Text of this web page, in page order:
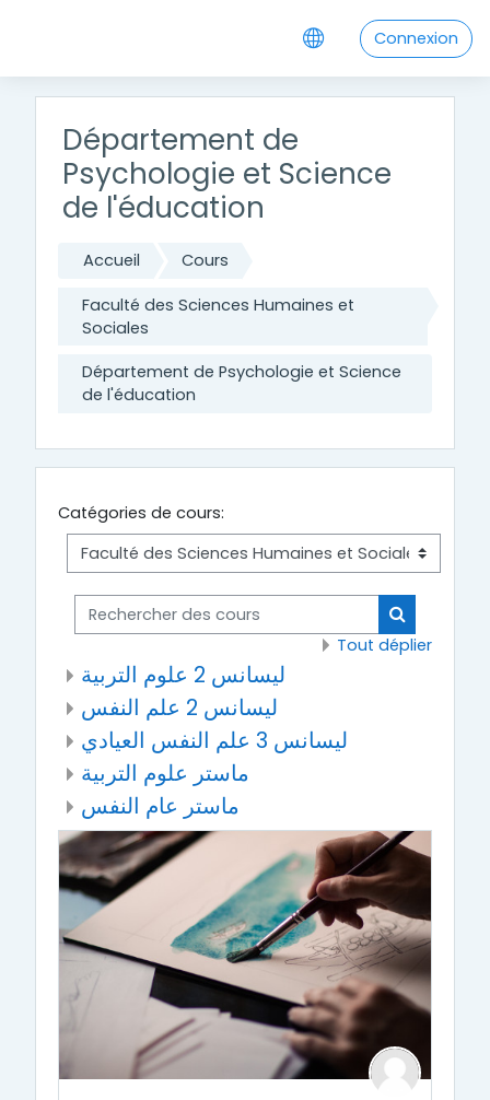
Connexion
Département de
Psychologie et Science
de l'éducation
Accueil Cours
Faculté des Sciences Humaines et
Sociales
Département de Psychologie et Science
de l'éducation
Catégories de cours:
Rechercher des cours
Tout déplier
ليسانس 2 علوم التربية
ليسانس 2 علم النفس
ليسانس 3 علم النفس العيادي
ماستر علوم التربية
ماستر عام النفس